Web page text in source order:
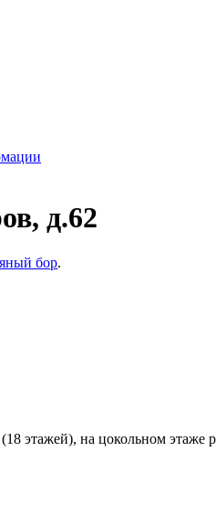
д.62
бор.
этажей), на цокольном